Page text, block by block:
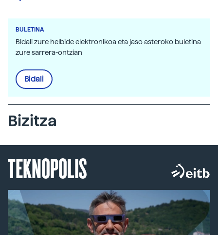
BULETINA
Bidali zure helbide elektronikoa eta jaso asteroko buletina
zure sarrera-ontzian
Bidali
Bizitza
TEKNOPOLIS